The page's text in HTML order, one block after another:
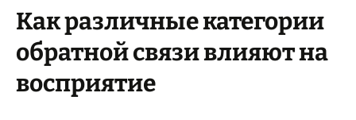
Как различные категории
обратной связи влияют на
восприятие